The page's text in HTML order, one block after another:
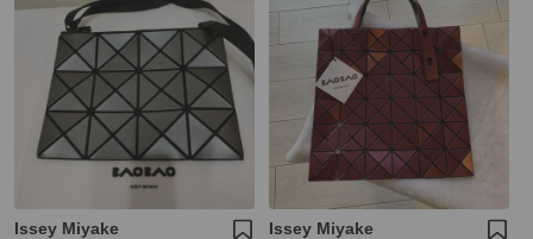
Issey Miyake Issey Miyake